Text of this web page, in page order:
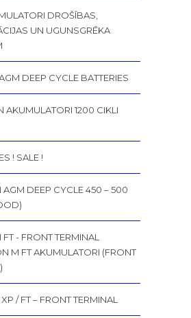
DROŠĪBAS,
UN UGUNSGRĒKA
DEEP CYCLE BATTERIES
AKUMULATORI 1200 CIKLI
! SALE !
AGM DEEP CYCLE 450 – 500
- FRONT TERMINAL
M FT AKUMULATORI (FRONT
/ FT – FRONT TERMINAL